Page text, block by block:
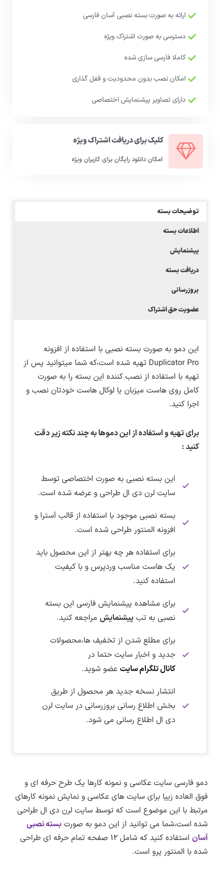
ارائه به صورت بسته نصبی آسان فارسی
دسترسی به صورت اشتراک ویژه
کاملا فارسی سازی شده
امکان نصب بدون محدودیت و قفل گذاری
دارای تصاویر پیشنمایش اختصاصی
کلیک برای دریافت اشتراک ویژه
امکان دانلود رایگان برای کاربران ویژه
توضیحات بسته
اطلاعات بسته
پیشنمایش
دریافت بسته
بروزرسانی
عضویت حق اشتراک
این دمو به صورت بسته نصبی با استفاده از افزونه
Duplicator Pro تهیه شده است،که شما میتوانید پس از
تهیه با استفاده از نصب کننده این بسته را به صورت
کامل روی هاست میزبان یا لوکال هاست خودتان نصب و
اجرا کنید.
برای تهیه و استفاده از این دموها به چند نکته زیر دقت
کنید :
این بسته نصبی به صورت اختصاصی توسط
سایت لرن دی ال طراحی و عرضه شده است.
بسته نصبی موجود با استفاده از قالب آسترا و
افزونه المنتور طراحی شده است.
برای استفاده هر چه بهتر از این محصول باید
یک هاست مناسب وردپرس و با کیفیت
استفاده کنید.
برای مشاهده پیشنمایش فارسی این بسته
نصبی به تب پیشنمایش مراجعه کنید.
برای مطلع شدن از تخفیف ها،محصولات
جدید و اخبار سایت حتما در
کانال تلگرام سایت عضو شوید.
انتشار نسخه جدید هر محصول از طریق
بخش اطلاع رسانی بروزرسانی در سایت لرن
دی ال اطلاع رسانی می شود.
نسخه دمو :
1.0.0
ترجمه فارسی :دارد
حجم فایل بسته نصبی :۱۰۴ مگابایت
نسخه PHP مورد نیاز :
پیشنمایش صفحه اصلی
پیشنمایش صفحه درباره ما
پیشنمایش صفحه وبلاگ
پیشنمایش صفحه تماس با ما
دریافت فایل بسته نصبی سایت عکاسی و نمونه کارها
–
لینک کمکی
اطلاع از بروزرسانی ها
تغییرات نسخه ۱.۰.۰
نسخه جدید از این بسته نصبی انتشار شده است.
پس از پرداخت حق اشتراک به همه قالب،افزونه ها
و دموهای موجود در سایت لرن دی ال دسترسی
خواهید داشت.
پس از خرید حق اشتراک به همین بخش مراجعه
دمو فارسی سایت عکاسی و نمونه کارها یک طرح حرفه ای و
فوق العاده زییا برای سایت های عکاسی و نمایش نمونه کارهای
مرتبط با این موضوع است که توسط سایت لرن دی ال طراحی
شده است،شما می توانید از این دمو به صورت بسته نصبی
آسان
استفاده کنید که شامل ۱۲ صفحه تمام حرفه ای طراحی
شده با المنتور پرو است.